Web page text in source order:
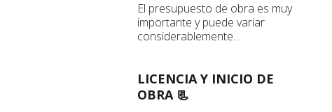
El presupuesto de obra es muy
importante y puede variar
considerablemente
LICENCIA Y INICIO DE
OBRA 📃